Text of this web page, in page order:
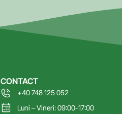
CONTACT
+40 748 125 052
Luni – Vineri: 09:00-17:00